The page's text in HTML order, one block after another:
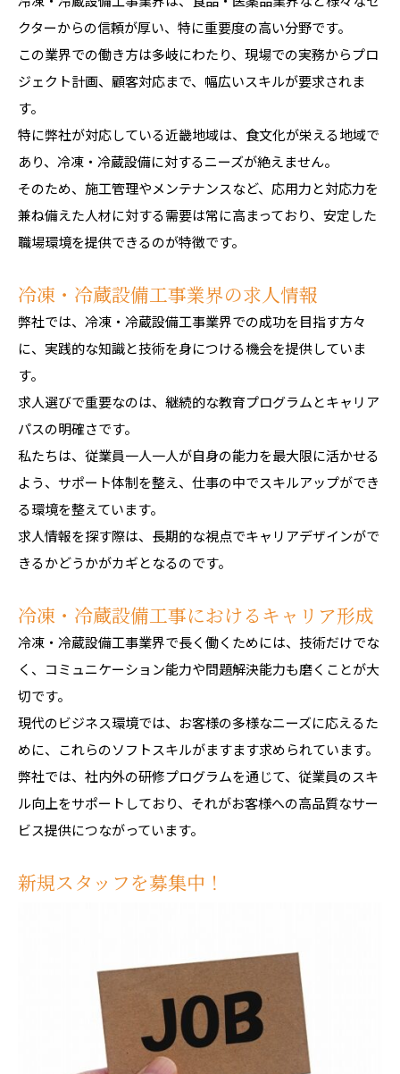
クターからの信頼が厚い、特に重要度の高い分野です。
この業界での働き方は多岐にわたり、現場での実務からプロ
ジェクト計画、顧客対応まで、幅広いスキルが要求されま
す。
特に弊社が対応している近畿地域は、食文化が栄える地域で
あり、冷凍・冷蔵設備に対するニーズが絶えません。
そのため、施工管理やメンテナンスなど、応用力と対応力を
兼ね備えた人材に対する需要は常に高まっており、安定した
職場環境を提供できるのが特徴です。
冷凍・冷蔵設備工事業界の求人情報
弊社では、冷凍・冷蔵設備工事業界での成功を目指す方々
に、実践的な知識と技術を身につける機会を提供していま
す。
求人選びで重要なのは、継続的な教育プログラムとキャリア
パスの明確さです。
私たちは、従業員一人一人が自身の能力を最大限に活かせる
よう、サポート体制を整え、仕事の中でスキルアップができ
る環境を整えています。
求人情報を探す際は、長期的な視点でキャリアデザインがで
きるかどうかがカギとなるのです。
冷凍・冷蔵設備工事におけるキャリア形成
冷凍・冷蔵設備工事業界で長く働くためには、技術だけでな
く、コミュニケーション能力や問題解決能力も磨くことが大
切です。
現代のビジネス環境では、お客様の多様なニーズに応えるた
めに、これらのソフトスキルがますます求められています。
弊社では、社内外の研修プログラムを通じて、従業員のスキ
ル向上をサポートしており、それがお客様への高品質なサー
ビス提供につながっています。
新規スタッフを募集中！